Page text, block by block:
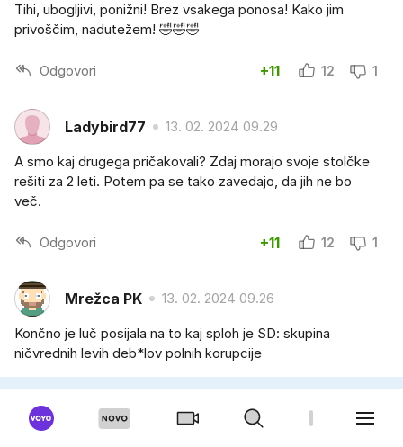
Tihi, ubogljivi, ponižni! Brez vsakega ponosa! Kako jim
privoščim, nadutežem! 🤣🤣🤣
Odgovori +11 12 1
Ladybird77 13. 02. 2024 09.29
A smo kaj drugega pričakovali? Zdaj morajo svoje stolčke
rešiti za 2 leti. Potem pa se tako zavedajo, da jih ne bo
več.
Odgovori +11 12 1
Mrežca PK 13. 02. 2024 09.26
Končno je luč posijala na to kaj sploh je SD: skupina
ničvrednih levih deb*lov polnih korupcije
Odgovori +10 11 1